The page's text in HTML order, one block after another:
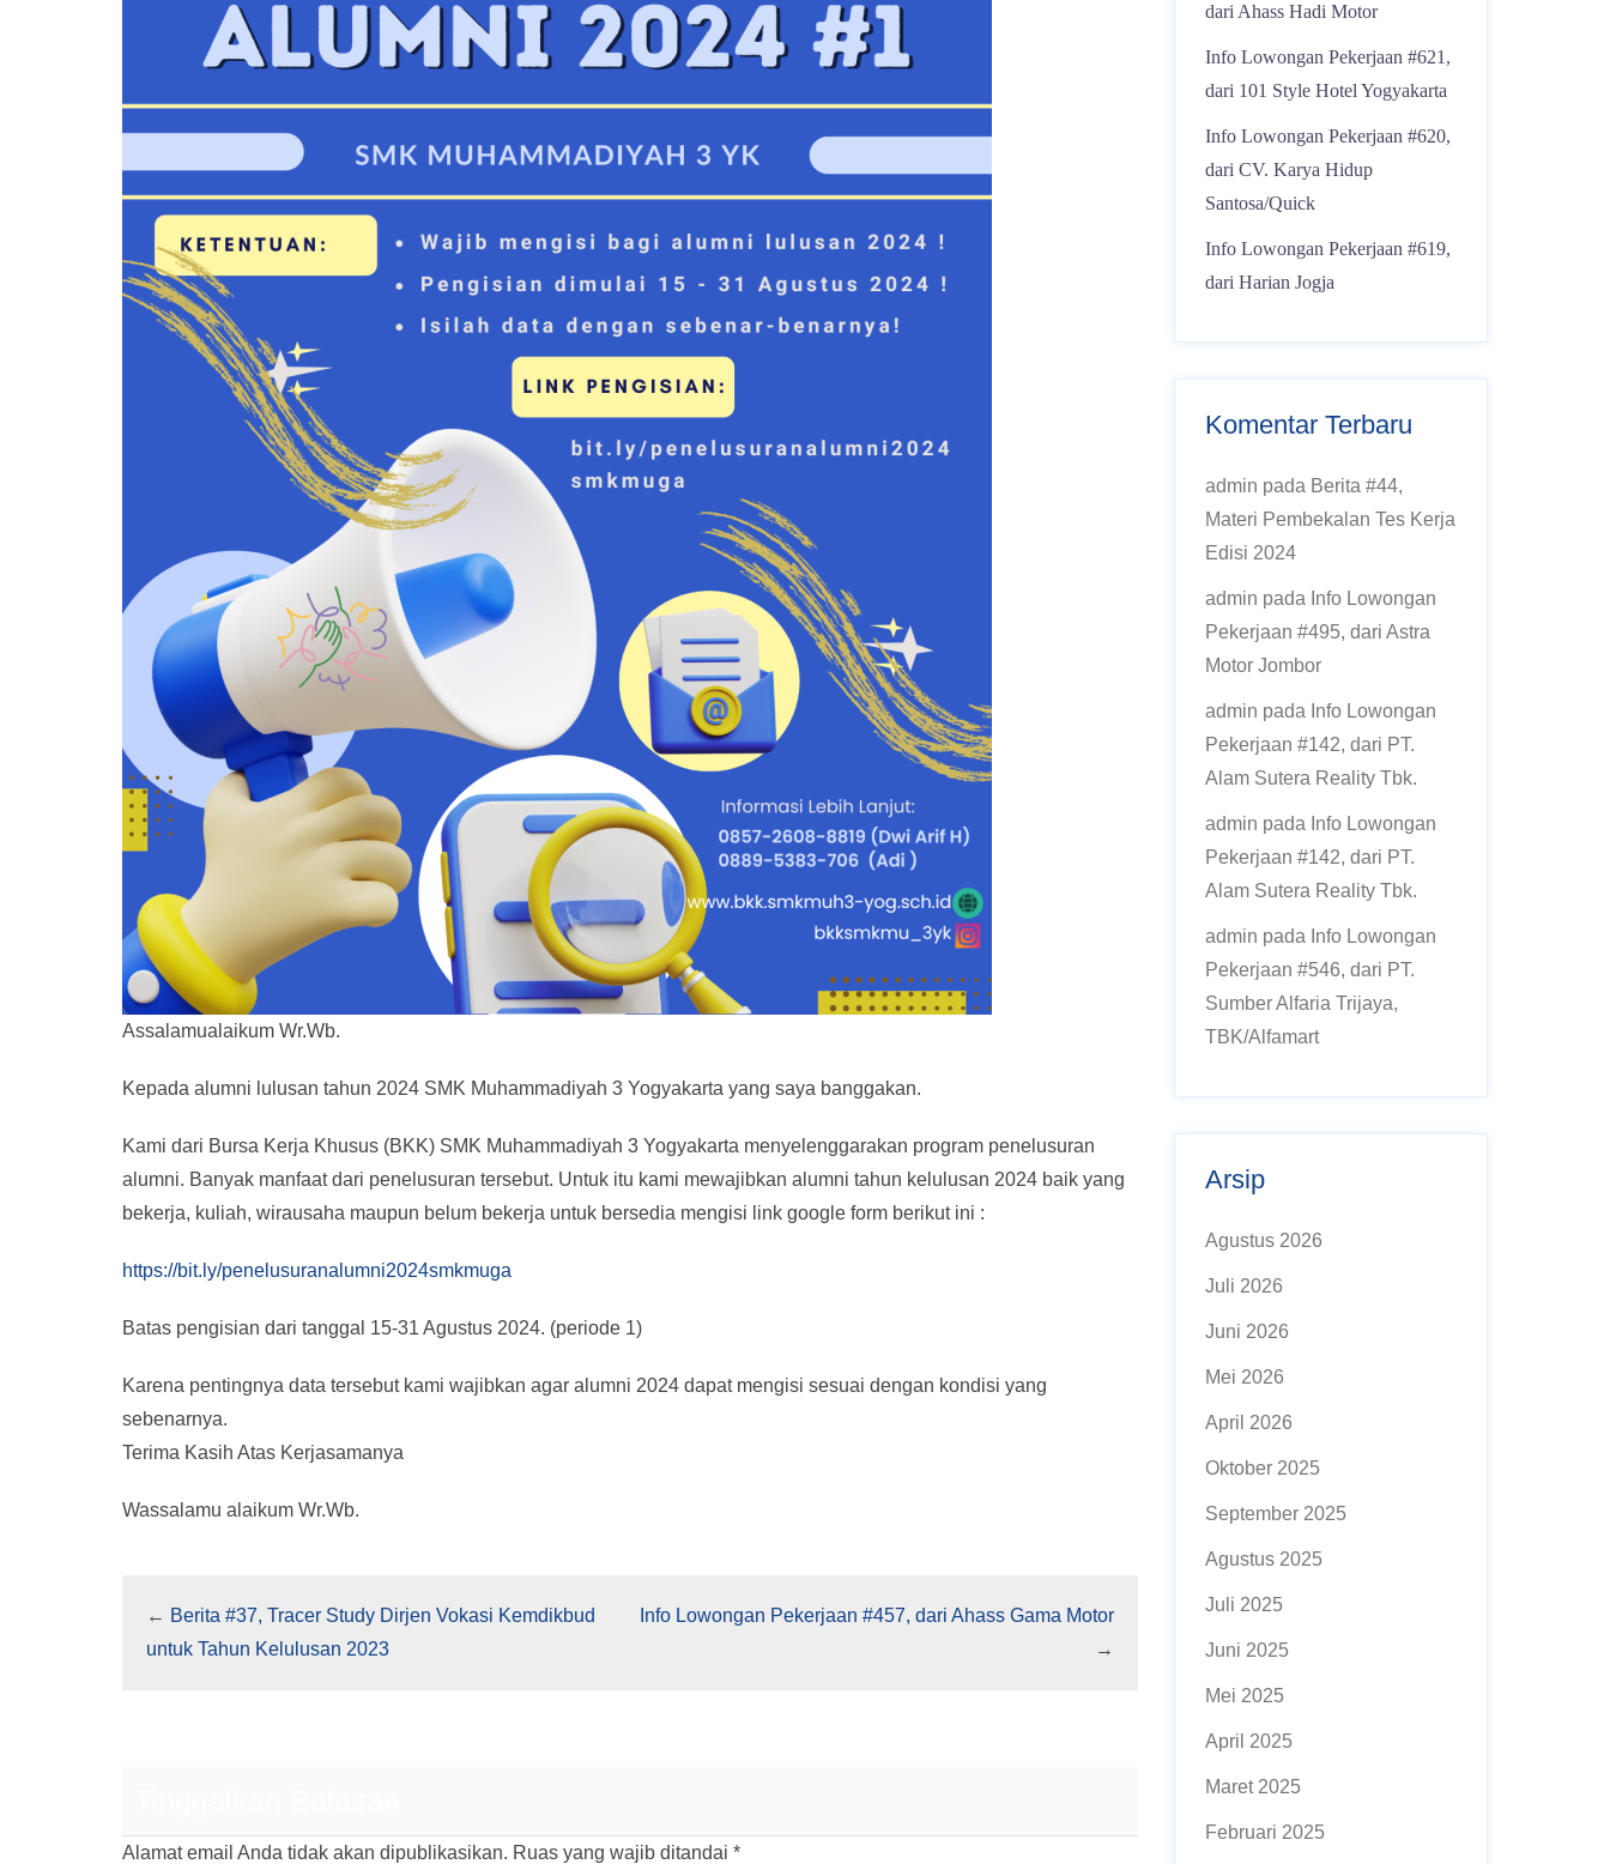
Assalamualaikum Wr.Wb.
Kepada alumni lulusan tahun 2024 SMK Muhammadiyah 3 Yogyakarta yang saya banggakan.
Kami dari Bursa Kerja Khusus (BKK) SMK Muhammadiyah 3 Yogyakarta menyelenggarakan program penelusuran
alumni. Banyak manfaat dari penelusuran tersebut. Untuk itu kami mewajibkan alumni tahun kelulusan 2024 baik yang
bekerja, kuliah, wirausaha maupun belum bekerja untuk bersedia mengisi link google form berikut ini :
https://bit.ly/penelusuranalumni2024smkmuga
Batas pengisian dari tanggal 15-31 Agustus 2024. (periode 1)
Karena pentingnya data tersebut kami wajibkan agar alumni 2024 dapat mengisi sesuai dengan kondisi yang
sebenarnya.
Terima Kasih Atas Kerjasamanya
Wassalamu alaikum Wr.Wb.
← Berita #37, Tracer Study Dirjen Vokasi Kemdikbud
untuk Tahun Kelulusan 2023
Info Lowongan Pekerjaan #457, dari Ahass Gama Motor
→
Alamat email Anda tidak akan dipublikasikan. Ruas yang wajib ditandai *
dari Ahass Hadi Motor
Info Lowongan Pekerjaan #621,
dari 101 Style Hotel Yogyakarta
Info Lowongan Pekerjaan #620,
dari CV. Karya Hidup
Santosa/Quick
Info Lowongan Pekerjaan #619,
dari Harian Jogja
Komentar Terbaru
admin pada Berita #44,
Materi Pembekalan Tes Kerja
Edisi 2024
admin pada Info Lowongan
Pekerjaan #495, dari Astra
Motor Jombor
admin pada Info Lowongan
Pekerjaan #142, dari PT.
Alam Sutera Reality Tbk.
admin pada Info Lowongan
Pekerjaan #142, dari PT.
Alam Sutera Reality Tbk.
admin pada Info Lowongan
Pekerjaan #546, dari PT.
Sumber Alfaria Trijaya,
TBK/Alfamart
Arsip
Agustus 2026
Juli 2026
Juni 2026
Mei 2026
April 2026
Oktober 2025
September 2025
Agustus 2025
Juli 2025
Juni 2025
Mei 2025
April 2025
Maret 2025
Februari 2025